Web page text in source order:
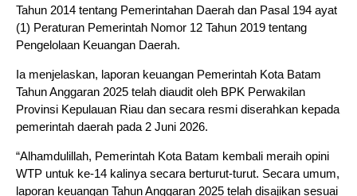
Tahun 2014 tentang Pemerintahan Daerah dan Pasal 194 ayat
(1) Peraturan Pemerintah Nomor 12 Tahun 2019 tentang
Pengelolaan Keuangan Daerah.
Ia menjelaskan, laporan keuangan Pemerintah Kota Batam
Tahun Anggaran 2025 telah diaudit oleh BPK Perwakilan
Provinsi Kepulauan Riau dan secara resmi diserahkan kepada
pemerintah daerah pada 2 Juni 2026.
“Alhamdulillah, Pemerintah Kota Batam kembali meraih opini
WTP untuk ke-14 kalinya secara berturut-turut. Secara umum,
laporan keuangan Tahun Anggaran 2025 telah disajikan sesuai